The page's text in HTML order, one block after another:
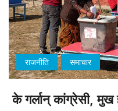
राजनीति समाचार
के गर्लान् कांग्रेसी, मुख